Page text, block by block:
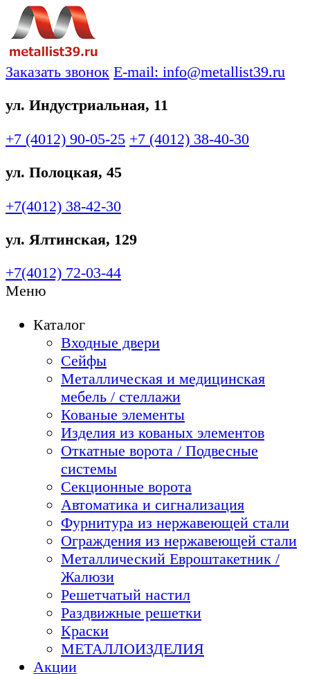
Заказать звонок E-mail: info@metallist39.ru
ул. Индустриальная, 11
+7 (4012) 90-05-25 +7 (4012) 38-40-30
ул. Полоцкая, 45
+7(4012) 38-42-30
ул. Ялтинская, 129
+7(4012) 72-03-44
Меню
Каталог
Входные двери
Сейфы
Металлическая и медицинская
мебель / стеллажи
Кованые элементы
Изделия из кованых элементов
Откатные ворота / Подвесные
системы
Секционные ворота
Автоматика и сигнализация
Фурнитура из нержавеющей стали
Ограждения из нержавеющей стали
Металлический Евроштакетник /
Жалюзи
Решетчатый настил
Раздвижные решетки
Краски
МЕТАЛЛОИЗДЕЛИЯ
Акции